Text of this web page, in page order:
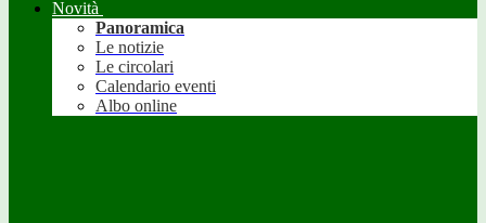
Novità
Panoramica
Le notizie
Le circolari
Calendario eventi
Albo online